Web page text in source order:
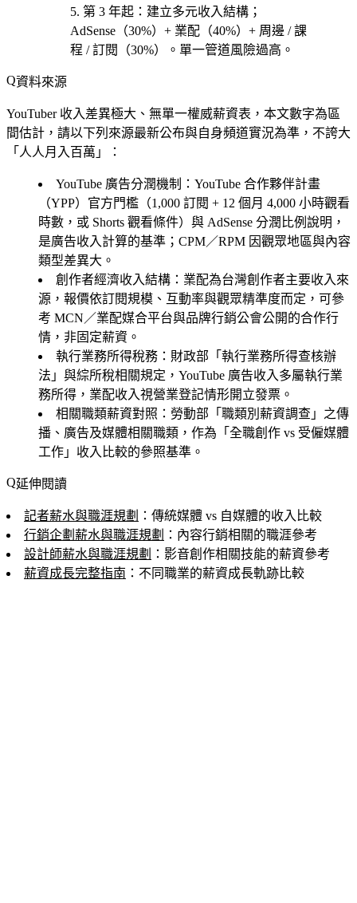
第 3 年起 ：建立多元收入結構 ；
AdSense（30%）+ 業配（40%）+ 周邊 / 課
程 / 訂閱（30%）。單一管道風險過高。
資料來源
YouTuber 收入差異極大、無單一權威薪資表，本文數字為區
間估計，請以下列來源最新公布與自身頻道實況為準，不誇大
「人人月入百萬」：
YouTube 廣告分潤機制 ：YouTube 合作夥伴計畫
（YPP）官方門檻（1,000 訂閱 + 12 個月 4,000 小時觀看
時數，或 Shorts 觀看條件）與 AdSense 分潤比例說明，
是廣告收入計算的基準；CPM／RPM 因觀眾地區與內容
類型差異大。
創作者經濟收入結構 ：業配為台灣創作者主要收入來
源，報價依訂閱規模、互動率與觀眾精準度而定，可參
考 MCN／業配媒合平台與品牌行銷公會公開的合作行
情，非固定薪資。
執行業務所得稅務 ：財政部「執行業務所得查核辦
法」與綜所稅相關規定，YouTube 廣告收入多屬執行業
務所得，業配收入視營業登記情形開立發票。
相關職類薪資對照 ：勞動部「職類別薪資調查」之傳
播、廣告及媒體相關職類，作為「全職創作 vs 受僱媒體
工作」收入比較的參照基準。
延伸閱讀
記者薪水與職涯規劃 ：傳統媒體 vs 自媒體的收入比較
行銷企劃薪水與職涯規劃 ：內容行銷相關的職涯參考
設計師薪水與職涯規劃 ：影音創作相關技能的薪資參考
薪資成長完整指南 ：不同職業的薪資成長軌跡比較